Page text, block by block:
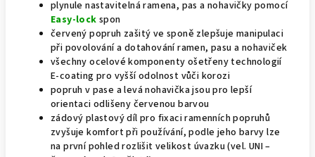
plynule nastavitelná ramena, pas a nohavičky pomocí
Easy-lock spon
červený popruh zašitý ve sponě zlepšuje manipulaci
při povolování a dotahování ramen, pasu a nohaviček
všechny ocelové komponenty ošetřeny technologií
E-coating pro vyšší odolnost vůči korozi
popruh v pase a levá nohavička jsou pro lepší
orientaci odlišeny červenou barvou
zádový plastový díl pro fixaci ramenních popruhů
zvyšuje komfort při používání, podle jeho barvy lze
na první pohled rozlišit velikost úvazku (vel. UNI –